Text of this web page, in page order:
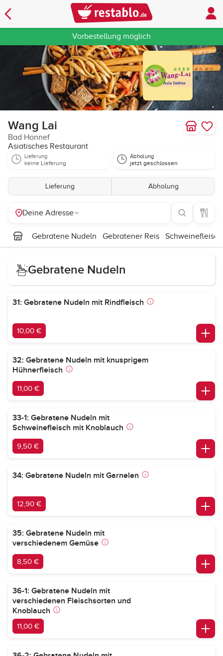
Vorbestellung möglich
Wang Lai
Bad Honnef
Asiatisches Restaurant
Lieferung
keine Lieferung
Abholung
jetzt geschlossen
Lieferung Abholung
Deine Adresse
Gebratene Nudeln Gebratener Reis
Gebratene Nudeln
31: Gebratene Nudeln mit Rindfleisch
10,00 €
32: Gebratene Nudeln mit knusprigem
Hühnerfleisch
11,00 €
33-1: Gebratene Nudeln mit
Schweinefleisch mit Knoblauch
9,50 €
34: Gebratene Nudeln mit Garnelen
12,90 €
35: Gebratene Nudeln mit
verschiedenem Gemüse
8,50 €
36-1: Gebratene Nudeln mit
verschiedenen Fleischsorten und
Knoblauch
11,00 €